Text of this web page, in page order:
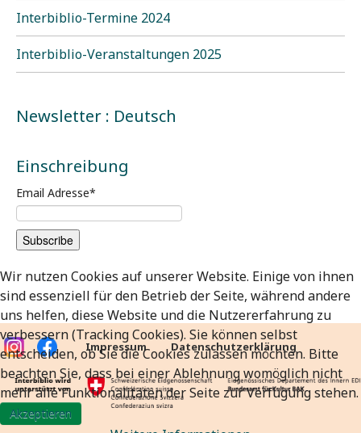
Interbiblio-Termine 2024
Interbiblio-Veranstaltungen 2025
Newsletter : Deutsch
Einschreibung
Email Adresse*
Impressum Datenschutzerklärung
Wir nutzen Cookies auf unserer Website. Einige von ihnen
sind essenziell für den Betrieb der Seite, während andere
uns helfen, diese Website und die Nutzererfahrung zu
verbessern (Tracking Cookies). Sie können selbst
entscheiden, ob Sie die Cookies zulassen möchten. Bitte
beachten Sie, dass bei einer Ablehnung womöglich nicht
mehr alle Funktionalitäten der Seite zur Verfügung stehen.
Akzeptieren